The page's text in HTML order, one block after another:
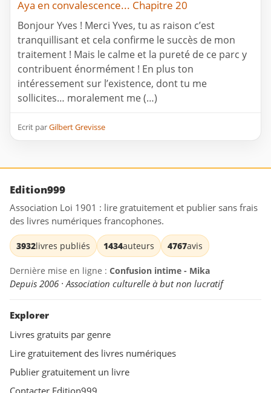
Aya en convalescence... Chapitre 20
Bonjour Yves ! Merci Yves, tu as raison c’est
tranquillisant et cela confirme le succès de mon
traitement ! Mais le calme et la pureté de ce parc y
contribuent énormément ! En plus ton
intéressement sur l’existence, dont tu me
sollicites… moralement me (…)
Ecrit parGilbert Grevisse
Edition999
Association Loi 1901 : lire gratuitement et publier sans frais
des livres numériques francophones.
3932livres publiés 1434auteurs 4767avis
Dernière mise en ligne : Confusion intime - Mika
Depuis 2006 · Association culturelle à but non lucratif
Explorer
Livres gratuits par genre
Lire gratuitement des livres numériques
Publier gratuitement un livre